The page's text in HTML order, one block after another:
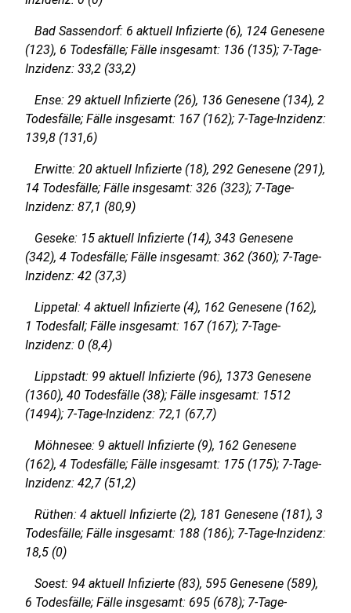
Bad Sassendorf: 6 aktuell Infizierte (6), 124 Genesene
(123), 6 Todesfälle; Fälle insgesamt: 136 (135); 7-Tage-
Inzidenz: 33,2 (33,2)
Ense: 29 aktuell Infizierte (26), 136 Genesene (134), 2
Todesfälle; Fälle insgesamt: 167 (162); 7-Tage-Inzidenz:
139,8 (131,6)
Erwitte: 20 aktuell Infizierte (18), 292 Genesene (291),
14 Todesfälle; Fälle insgesamt: 326 (323); 7-Tage-
Inzidenz: 87,1 (80,9)
Geseke: 15 aktuell Infizierte (14), 343 Genesene
(342), 4 Todesfälle; Fälle insgesamt: 362 (360); 7-Tage-
Inzidenz: 42 (37,3)
Lippetal: 4 aktuell Infizierte (4), 162 Genesene (162),
1 Todesfall; Fälle insgesamt: 167 (167); 7-Tage-
Inzidenz: 0 (8,4)
Lippstadt: 99 aktuell Infizierte (96), 1373 Genesene
(1360), 40 Todesfälle (38); Fälle insgesamt: 1512
(1494); 7-Tage-Inzidenz: 72,1 (67,7)
Möhnesee: 9 aktuell Infizierte (9), 162 Genesene
(162), 4 Todesfälle; Fälle insgesamt: 175 (175); 7-Tage-
Inzidenz: 42,7 (51,2)
Rüthen: 4 aktuell Infizierte (2), 181 Genesene (181), 3
Todesfälle; Fälle insgesamt: 188 (186); 7-Tage-Inzidenz:
18,5 (0)
Soest: 94 aktuell Infizierte (83), 595 Genesene (589),
6 Todesfälle; Fälle insgesamt: 695 (678); 7-Tage-